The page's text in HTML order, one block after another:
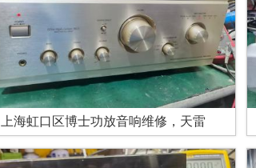
上海虹口区博士功放音响维修，天雷